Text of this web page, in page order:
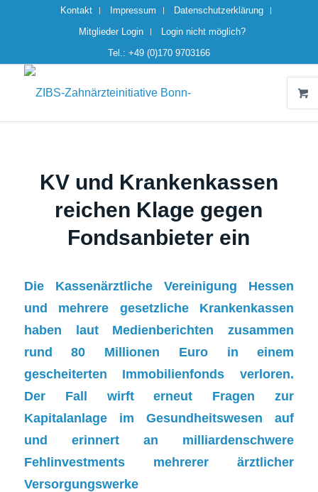
Kontakt Impressum
Datenschutzerklärung
Mitglieder Login
Login nicht möglich?
Tel.: +49 (0)170 9703166
KV und Krankenkassen
reichen Klage gegen
Fondsanbieter ein
Die Kassenärztliche Vereinigung Hessen
und mehrere gesetzliche Krankenkassen
haben laut Medienberichten zusammen
rund 80 Millionen Euro in einem
gescheiterten Immobilienfonds verloren.
Der Fall wirft erneut Fragen zur
Kapitalanlage im Gesundheitswesen auf
und erinnert an milliardenschwere
Fehlinvestments mehrerer ärztlicher
Versorgungswerke